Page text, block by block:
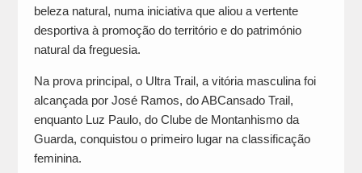
beleza natural, numa iniciativa que aliou a vertente
desportiva à promoção do território e do património
natural da freguesia.
Na prova principal, o Ultra Trail, a vitória masculina foi
alcançada por José Ramos, do ABCansado Trail,
enquanto Luz Paulo, do Clube de Montanhismo da
Guarda, conquistou o primeiro lugar na classificação
feminina.